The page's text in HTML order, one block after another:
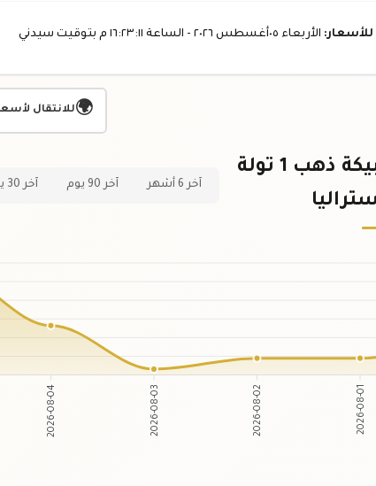
للأسعار: الأربعاء ٠٥ أغسطس ٢٠٢٦ - الساعة :١١ م بتوقيت سيدني
🌍للانتقال
رسم بياني لسعر سبيكة ذهب 1 تولة
آخر 6 أشهر آخر 90 يوم آخر 30 يوم
2026-08-04 2026-08-03 2026-08-02 2026-08-01